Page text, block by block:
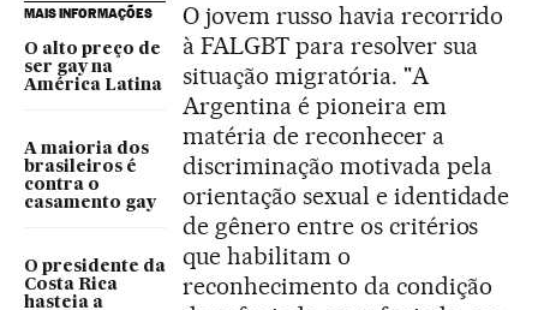
MAIS INFORMAÇÕES
O alto preço de
ser gay na
América Latina
A maioria dos
brasileiros é
contra o
casamento gay
O presidente da
Costa Rica
hasteia a
O jovem russo havia recorrido
à FALGBT para resolver sua
situação migratória. "A
Argentina é pioneira em
matéria de reconhecer a
discriminação motivada pela
orientação sexual e identidade
de gênero entre os critérios
que habilitam o
reconhecimento da condição